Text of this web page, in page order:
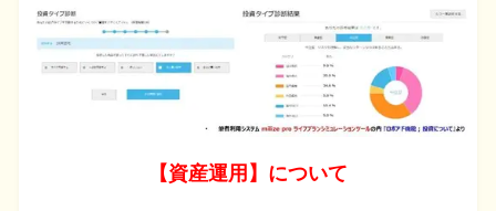
【資産運用】について